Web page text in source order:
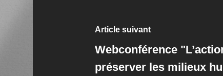
Article suivant
Webconférence
préserver les milieux